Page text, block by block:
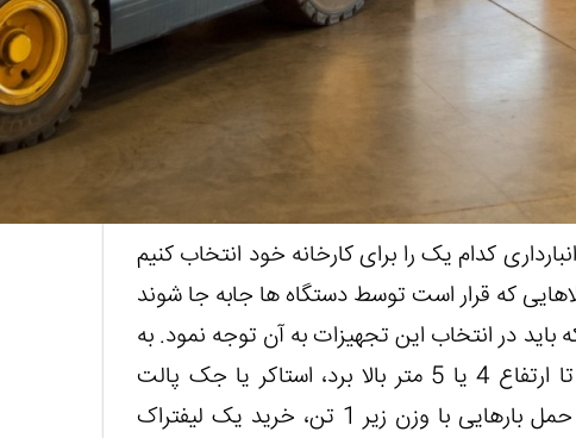
کدام یک را برای کارخانه خود انتخاب کنیم
که قرار است توسط دستگاه ها جابه جا شوند
در انتخاب این تجهیزات به آن توجه نمود. به
طور مثال، برای موقعیت هایی که باید کالاها را تا ارتفاع 4 یا 5 متر بالا برد، استاکر یا جک پالت
انتخاب خوبی نخواهد بود؛ در نقطه مقابل، برای حمل بارهایی با وزن زیر 1 تن، خرید یک لیفتراک